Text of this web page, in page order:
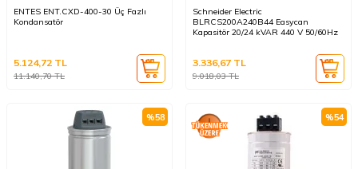
ENTES ENT.CXD-400-30 Üç Fazlı
Kondansatör
11.140,70TL
5.124,72 TL
Schneider Electric
BLRCS200A240B44 Easycan
Kapasitör 20/24 kVAR 440 V 50/60Hz
9.018,03TL
3.336,67 TL
%58 %54